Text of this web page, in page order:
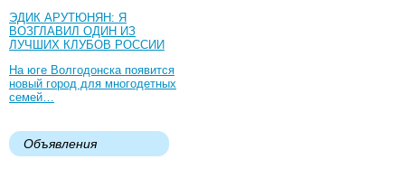
ЭДИК АРУТЮНЯН: Я
ВОЗГЛАВИЛ ОДИН ИЗ
ЛУЧШИХ КЛУБОВ РОССИИ
На юге Волгодонска появится
новый город для многодетных
семей…
Объявления